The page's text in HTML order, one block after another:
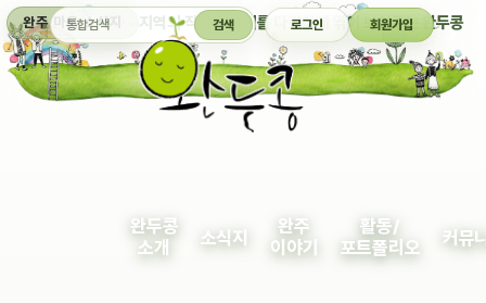
완주 마을 소식지 지역의 작은 이야기를 다정하게 엮어 보여주는 완두콩
통합검색 검색 로그인 회원가입
완두콩
소개
소식지
완주
이야기
활동/
포트폴리오
커뮤